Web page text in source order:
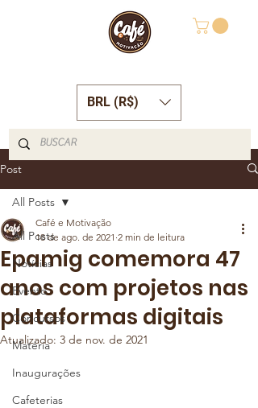
BRL (R$)
Post
All Posts
Notícias
Evento
Concursos
Matéria
Inaugurações
Cafeterias
All Posts
Epamig comemora 47
anos com projetos nas
plataformas digitais
Café e Motivação
18 de ago. de 2021 2 min de leitura
Atualizado: 3 de nov. de 2021